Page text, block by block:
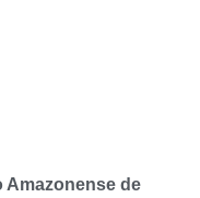
Amazonense de